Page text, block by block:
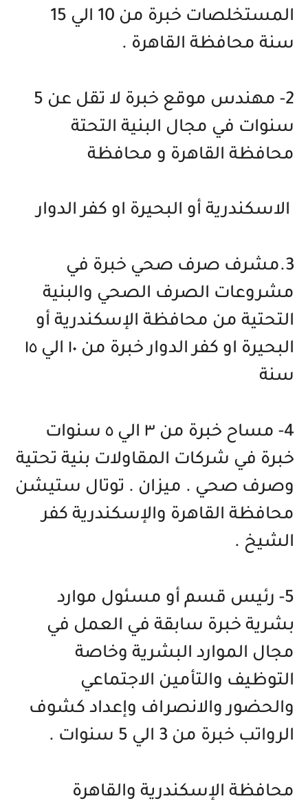
المستخلصات خبرة من 10 الي 15
سنة محافظة القاهرة .
2- مهندس موقع خبرة لا تقل عن 5
سنوات في مجال البنية التحتة
محافظة القاهرة و محافظة
الاسكندرية أو البحيرة او كفر الدوار
3.مشرف صرف صحي خبرة في
مشروعات الصرف الصحي والبنية
التحتية من محافظة الإسكندرية أو
البحيرة او كفر الدوار خبرة من ١٠ الي ١٥
سنة
4- مساح خبرة من ٣ الي ٥ سنوات
خبرة في شركات المقاولات بنية تحتية
وصرف صحي . ميزان . توتال ستيشن
محافظة القاهرة والإسكندرية كفر
الشيخ .
5- رئيس قسم أو مسئول موارد
بشرية خبرة سابقة في العمل في
مجال الموارد البشرية وخاصة
التوظيف والتأمين الاجتماعي
والحضور والانصراف وإعداد كشوف
الرواتب خبرة من 3 الي 5 سنوات .
محافظة الإسكندرية والقاهرة